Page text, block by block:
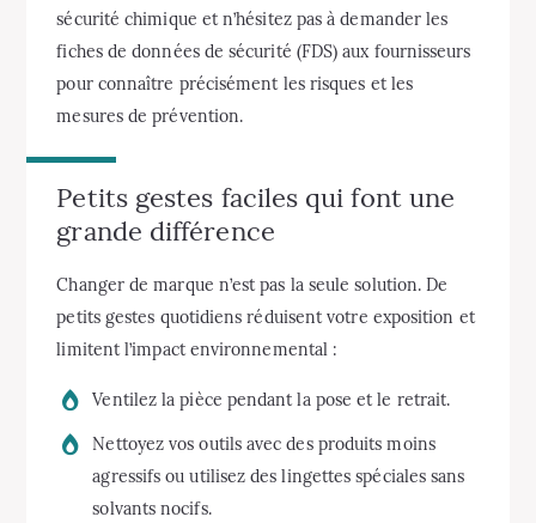
sécurité chimique et n’hésitez pas à demander les
fiches de données de sécurité (FDS) aux fournisseurs
pour connaître précisément les risques et les
mesures de prévention.
Petits gestes faciles qui font une
grande différence
Changer de marque n’est pas la seule solution. De
petits gestes quotidiens réduisent votre exposition et
limitent l’impact environnemental :
Ventilez la pièce pendant la pose et le retrait.
Nettoyez vos outils avec des produits moins
agressifs ou utilisez des lingettes spéciales sans
solvants nocifs.